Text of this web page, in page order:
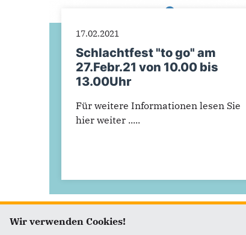
17.02.2021
Schlachtfest "to go" am
27.Febr.21 von 10.00 bis
13.00Uhr
Für weitere Informationen lesen Sie
hier weiter .....
Wir verwenden Cookies!